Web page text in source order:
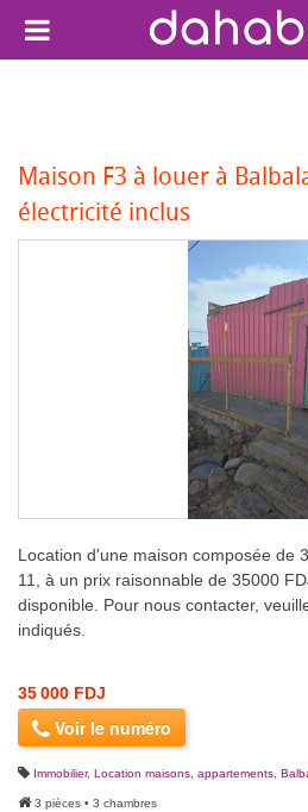
Maison F3 à louer à
électricité inclus
Location d'une maison composée de
11, à un prix raisonnable de 35000
disponible. Pour nous contacter,
indiqués.
35 000 FDJ
Voir le numéro
Immobilier, Location maisons, appartements
3 pièces • 3 chambres